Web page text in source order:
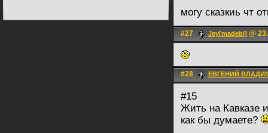
могу сказкиь чт
#27 Jey[madebl] @
#28 ЕВГЕНИЙ
#15
Жить на Кавказе
как бы думаете?